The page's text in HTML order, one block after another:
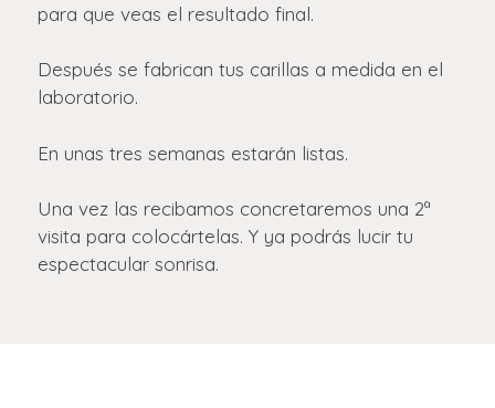
para que veas el resultado final.
Después se fabrican tus carillas a medida en el
laboratorio.
En unas tres semanas estarán listas.
Una vez las recibamos concretaremos una 2ª
visita para colocártelas. Y ya podrás lucir tu
espectacular sonrisa.